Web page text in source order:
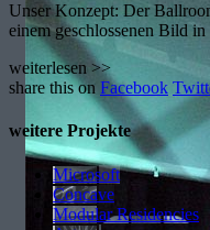
Unser Konzept: Der
einem geschlossenen Bild
weiterlesen >>
share this on Facebook
weitere Projekte
Microsoft
Concave
Modular Residencies